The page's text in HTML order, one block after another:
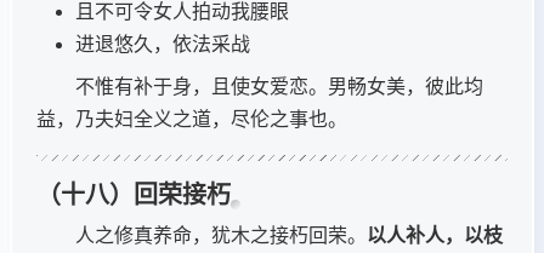
且不可令女人拍动我腰眼
进退悠久，依法采战
不惟有补于身，且使女爱恋。男畅女美，彼此均
益，乃夫妇全义之道，尽伦之事也。
（十八）回荣接朽
人之修真养命，犹木之接朽回荣。 以人补人，以枝